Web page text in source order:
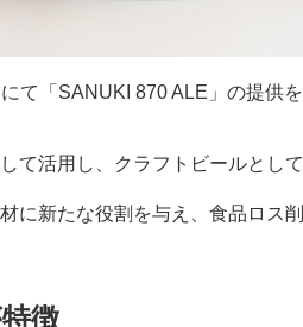
て「SANUKI 870 ALE」の提供を
て活用し、クラフトビールとして
に新たな役割を与え、食品ロス削
徴